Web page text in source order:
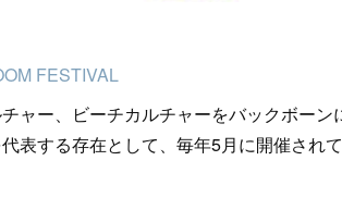
FESTIVAL
ャー、ビーチカルチャーをバックボーン
表する存在として、毎年5月に開催され